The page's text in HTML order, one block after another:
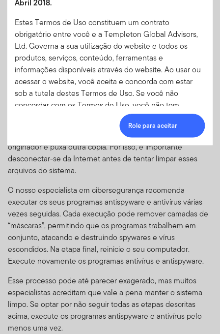
Programas antivírus e antispyware que procuram e
destroem spywares estão disponíveis para ajudar a manter
esse tipo de ameaça fora do seu sistema. Mas saiba que
vírus e spywares não são fáceis de eliminar.
Por exemplo, os programas de spyware geralmente atingem
o seu computador como um todo, não se restringindo a
programas individuais. Assim, quando o spyware A invade
sua máquina, os spywares B, C, D e E também podem se
infiltrar e encontrar um lugar para se esconder. Além de
espionar você, esses programas espionam uns aos outros.
Se o spyware A for excluído, o spyware B alcança o
originador e puxa outra cópia. Por isso, é importante
desconectar-se da Internet antes de tentar limpar esses
arquivos do sistema.
O nosso especialista em cibersegurança recomenda
executar os seus programas antispyware e antivírus várias
vezes seguidas. Cada execução pode remover camadas de
“máscaras”, permitindo que os programas trabalhem em
conjunto, atacando e destruindo spywares e vírus
escondidos. Na etapa final, reinicie o seu computador.
Execute novamente os programas antivírus e antispyware.
Esse processo pode até parecer exagerado, mas muitos
especialistas acreditam que vale a pena manter o sistema
limpo. Se optar por não seguir todas as etapas descritas
acima, execute os programas antispyware e antivírus pelo
menos uma vez.
Abril 2018.
Estes Termos de Uso constituem um contrato
obrigatório entre você e a Templeton Global Advisors,
Ltd. Governa a sua utilização do website e todos os
produtos, serviços, conteúdo, ferramentas e
informações disponíveis através do website. Ao usar ou
acessar o website, você aceita e concorda com estar
sob a tutela destes Termos de Uso. Se você não
concordar com os Termos de Uso, você não tem
permissão para acessar ou utilizar este website.
Aceitação dos Termos de
Uso e suas Atualizações
Esse Contrato de Termos de Uso ("Termos de Uso")
atesta os termos e condições sob os quais você pode
utilizar o website localizado em
www.templetonoffshore.com e todos os produtos,
serviços, conteúdo, ferramentas e informações
disponíveis através do website (referidos coletivamente
como "Site" ou "Conteúdo do Site").Por favor, leia os
termos de uso cuidadosamente. Ao acessar, navegar ou
usar o Site, você informa que já leu, entendeu e
concordou em estar legalmente vinculado a estes
Termos de Uso.
Estes Termos de Uso funcionam como adição a
quaisquer outros acordos entre você e nós, incluindo
Role para aceitar